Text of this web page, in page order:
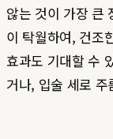
않는 것이 가장 큰
이 탁월하여, 건조
효과도 기대할 수
거나, 입술 세로